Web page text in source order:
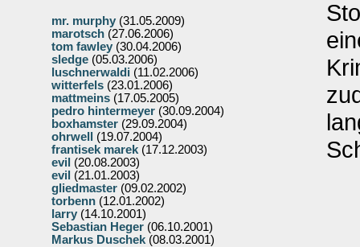
mr. murphy (31.05.2009)
marotsch (27.06.2006)
tom fawley (30.04.2006)
sledge (05.03.2006)
luschnerwaldi (11.02.2006)
witterfels (23.01.2006)
mattmeins (17.05.2005)
pedro hintermeyer (30.09.2004)
boxhamster (29.09.2004)
ohrwell
(19.07.2004)
frantisek marek (17.12.2003)
evil (20.08.2003)
evil (21.01.2003)
gliedmaster (09.02.2002)
torbenn (12.01.2002)
larry (14.10.2001)
Sebastian Heger (06.10.2001)
Markus Duschek (08.03.2001)